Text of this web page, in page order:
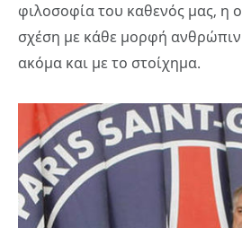
φιλοσοφία του καθενός μας, η
σχέση με κάθε μορφή
ακόμα και με το στοίχημα.